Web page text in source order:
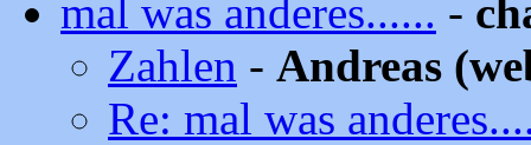
mal was anderes...... -
Zahlen - Andreas
Re: mal was